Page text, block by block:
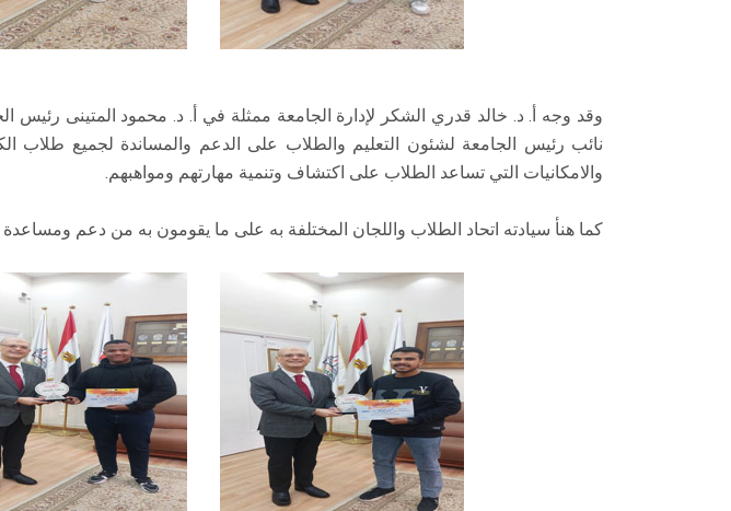
وقد وجه أ. د. خالد قدري الشكر لإدارة الجامعة ممثلة في أ. د. محمود المتينى رئيس
نائب رئيس الجامعة لشئون التعليم والطلاب على الدعم والمساندة لجميع طلاب
والامكانيات التي تساعد الطلاب على اكتشاف وتنمية مهارتهم ومواهبهم.
كما هنأ سيادته اتحاد الطلاب واللجان المختلفة به على ما يقومون به من دعم ومساعدة